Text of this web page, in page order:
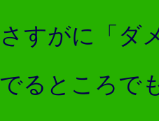
すがに「ダ
るところで